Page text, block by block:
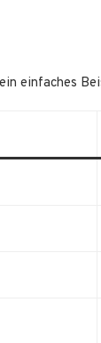
einfaches